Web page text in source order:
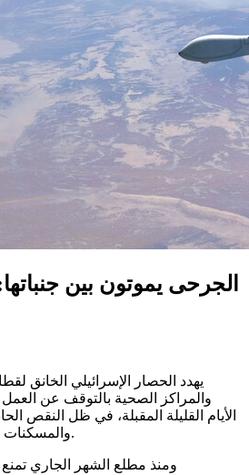
الجرحى يموتون بين
يهدد الحصار الإسرائيلي الخانق
والمراكز الصحية بالتوقف عن
الأيام القليلة المقبلة، في ظل النقص
والمسكنات وأدوات العمليات الجراحية.
ومنذ مطلع الشهر الجاري